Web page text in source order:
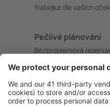
Nabídka dle vašich
Pečlivé plánování
Bezproblémová
S námi ušetříte
Atraktivní ceny a